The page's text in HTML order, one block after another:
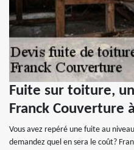
Fuite sur toiture,
Franck Couverture
Vous avez repéré une fuite au
demandez quel en sera le coût?